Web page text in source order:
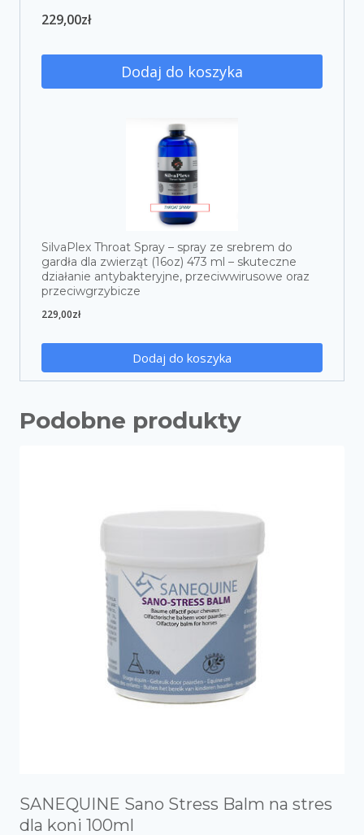
229,00zł
Dodaj do koszyka
SilvaPlex Throat Spray – spray ze srebrem do
gardła dla zwierząt (16oz) 473 ml – skuteczne
działanie antybakteryjne, przeciwwirusowe oraz
przeciwgrzybicze
229,00zł
Dodaj do koszyka
Podobne produkty
SANEQUINE Sano Stress Balm na stres
dla koni 100ml